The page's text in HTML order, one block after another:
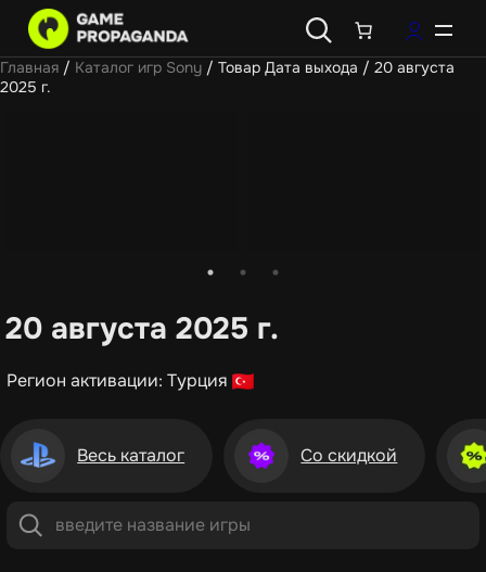
Главная / Каталог игр Sony / Товар Дата выхода / 20 августа
2025 г.
20 августа 2025 г.
Регион активации: Турция
Весь каталог Со скидкой